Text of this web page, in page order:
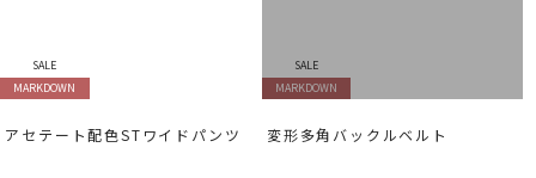
SALE
MARKDOWN
アセテート配色STワイドパンツ
SALE
MARKDOWN
変形多角バックルベルト